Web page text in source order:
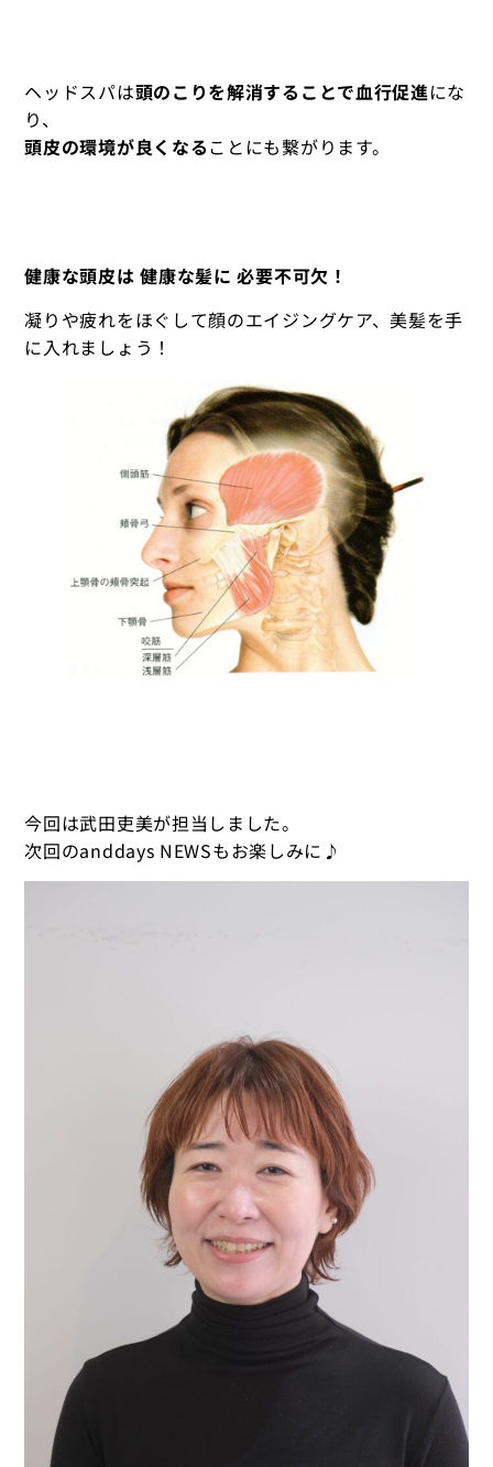
ヘッドスパは頭のこりを解消することで血行促進にな
り、
頭皮の環境が良くなることにも繋がります。
健康な頭皮は 健康な髪に 必要不可欠！
凝りや疲れをほぐして顔のエイジングケア、美髪を手
に入れましょう！
今回は武田吏美が担当しました。
次回のanddays NEWSもお楽しみに♪